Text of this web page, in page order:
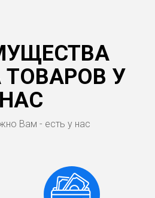
ТОВАРОВ У
НАС
Вам - есть у нас